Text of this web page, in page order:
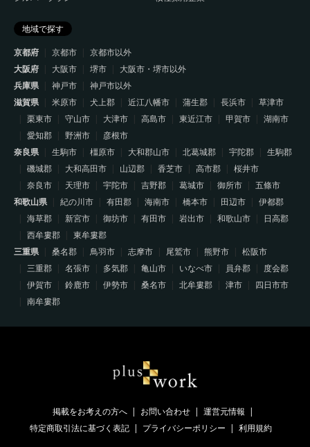
地域で探す
京都府
京都市
京都市以外
大阪府
大阪市 堺市
大阪市・堺市以外
兵庫県
神戸市
神戸市以外
滋賀県
米原市 犬上郡 近江八幡市 蒲生郡 長浜市
草津市
栗東市
守山市 大津市 高島市 東近江市 甲賀市
湖南市
愛知郡
野洲市
彦根市
奈良県
生駒市 橿原市 大和郡山市 北葛城郡 宇陀郡
生駒郡
磯城郡
大和高田市 山辺郡 香芝市 高市郡
桜井市
奈良市
天理市 宇陀市 吉野郡 葛城市 御所市
五條市
和歌山県
紀の川市 有田郡 海南市 橋本市 田辺市
伊都郡
海草郡
新宮市 御坊市 有田市 岩出市 和歌山市
日高郡
西牟婁郡
東牟婁郡
三重県
桑名郡 鳥羽市 志摩市 尾鷲市 熊野市
松阪市
三重郡
名張市 多気郡 亀山市 いなべ市 員弁郡
度会郡
伊賀市
鈴鹿市 伊勢市 桑名市 北牟婁郡 津市
四日市市
南牟婁郡
掲載をお考えの方へ お問い合わせ
運営元情報
特定商取引法に基づく表記
プライバシーポリシー 利用規約